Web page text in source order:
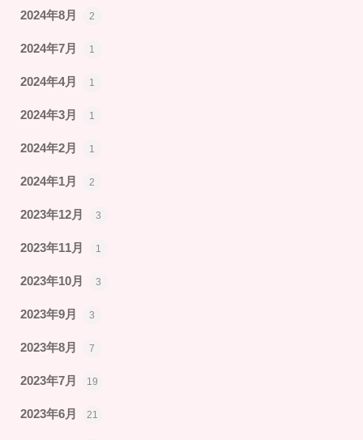
2024年8月 2
2024年7月 1
2024年4月 1
2024年3月 1
2024年2月 1
2024年1月 2
2023年12月 3
2023年11月 1
2023年10月 3
2023年9月 3
2023年8月 7
2023年7月 19
2023年6月 21